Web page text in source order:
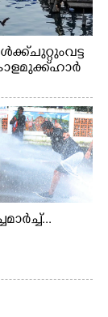
ചുറ്റും വട്ട
ഹാർ